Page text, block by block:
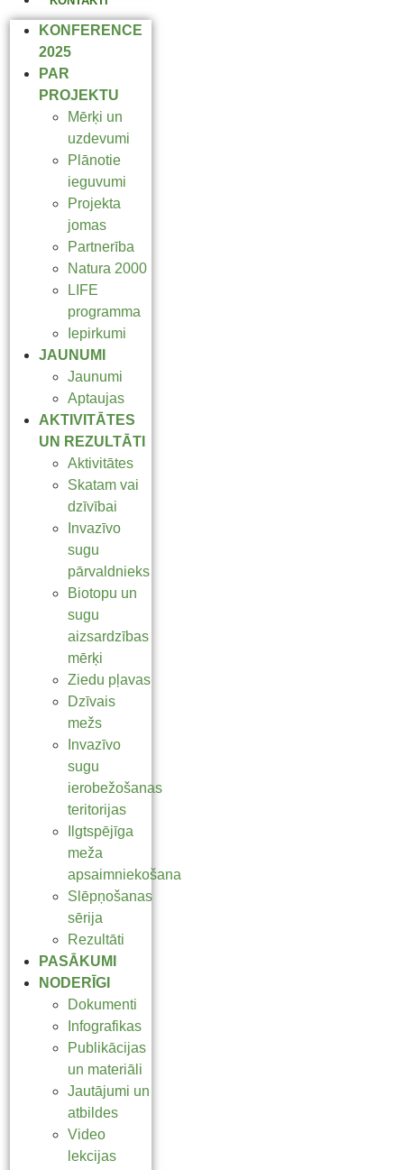
KONFERENCE
2025
PAR
PROJEKTU
Mērķi un
uzdevumi
Plānotie
ieguvumi
Projekta
jomas
Partnerība
Natura 2000
LIFE
programma
Iepirkumi
JAUNUMI
Jaunumi
Aptaujas
AKTIVITĀTES
UN REZULTĀTI
Aktivitātes
Skatam vai
dzīvībai
Invazīvo
sugu
pārvaldnieks
Biotopu un
sugu
aizsardzības
mērķi
Ziedu pļavas
Dzīvais
mežs
Invazīvo
sugu
ierobežošanas
teritorijas
Ilgtspējīga
meža
apsaimniekošana
Slēpņošanas
sērija
Rezultāti
PASĀKUMI
NODERĪGI
Dokumenti
Infografikas
Publikācijas
un materiāli
Jautājumi un
atbildes
Video
lekcijas